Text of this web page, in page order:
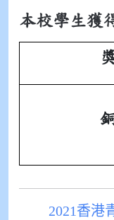
本校學生獲
2021香港